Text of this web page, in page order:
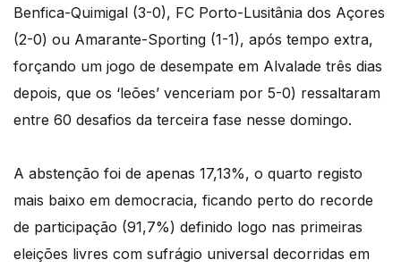
Benfica-Quimigal (3-0), FC Porto-Lusitânia dos Açores
(2-0) ou Amarante-Sporting (1-1), após tempo extra,
forçando um jogo de desempate em Alvalade três dias
depois, que os ‘leões’ venceriam por 5-0) ressaltaram
entre 60 desafios da terceira fase nesse domingo.
A abstenção foi de apenas 17,13%, o quarto registo
mais baixo em democracia, ficando perto do recorde
de participação (91,7%) definido logo nas primeiras
eleições livres com sufrágio universal decorridas em